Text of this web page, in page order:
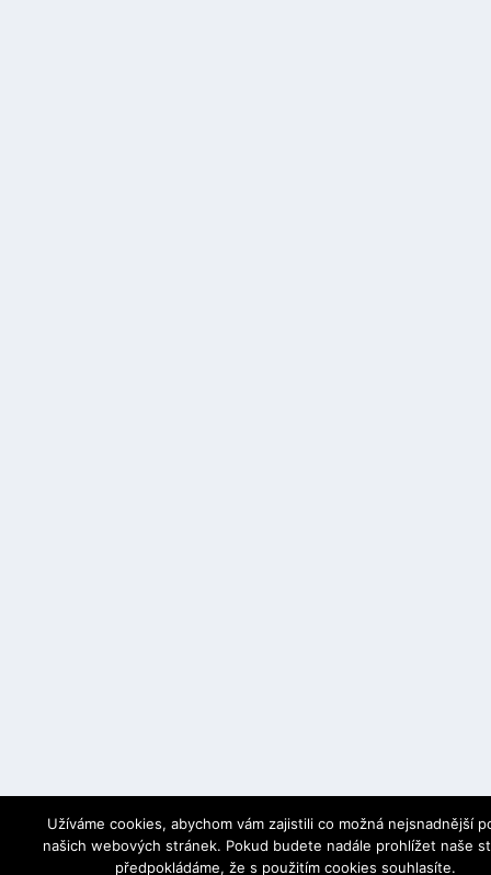
Užíváme cookies, abychom vám zajistili co možná nejsnadnější
našich webových stránek. Pokud budete nadále prohlížet naše
předpokládáme, že s použitím cookies souhlasíte.